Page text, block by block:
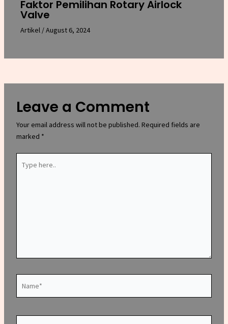
Faktor Pemilihan Rotary Airlock
Valve
Artikel/August 6, 2024
Leave a Comment
Your email address will not be published. Required fields are
marked *
here..